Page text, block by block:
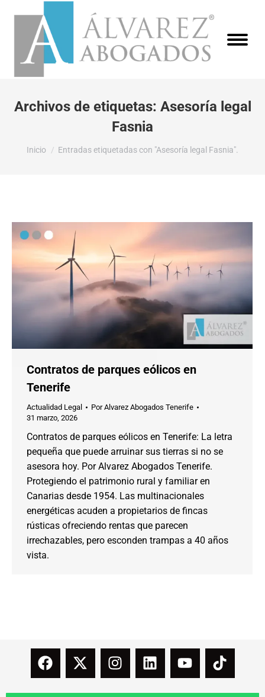
Archivos de etiquetas: Asesoría legal
Fasnia
Estás aquí:
Inicio Entradas etiquetadas con "Asesoría legal Fasnia".
Contratos de parques eólicos en
Tenerife
Actualidad Legal PorAlvarez Abogados Tenerife
31 marzo, 2026
Contratos de parques eólicos en Tenerife: La letra
pequeña que puede arruinar sus tierras si no se
asesora hoy. Por Alvarez Abogados Tenerife.
Protegiendo el patrimonio rural y familiar en
Canarias desde 1954. Las multinacionales
energéticas acuden a propietarios de fincas
rústicas ofreciendo rentas que parecen
irrechazables, pero esconden trampas a 40 años
vista.